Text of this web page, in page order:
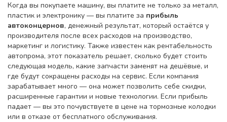
Когда вы покупаете машину, вы платите не только за металл,
пластик и электронику — вы платите за прибыль
автоконцернов, денежный результат, который остаётся у
производителя после всех расходов на производство,
маркетинг и логистику. Также известен как рентабельность
автопрома, этот показатель решает, сколько будет стоить
следующая модель, какие запчасти заменят на дешёвые, и
где будут сокращены расходы на сервис. Если компания
зарабатывает много — она может позволить себе скидки,
расширенные гарантии и новые технологии. Если прибыль
падает — вы это почувствуете в цене на тормозные колодки
или в отказе от бесплатного обслуживания.